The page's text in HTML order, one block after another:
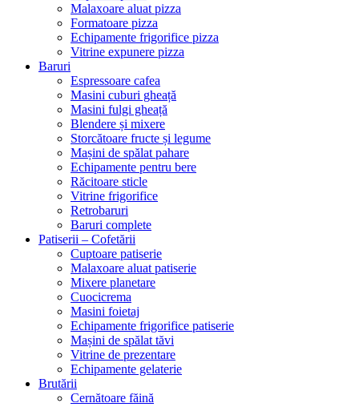
Malaxoare aluat pizza
Formatoare pizza
Echipamente frigorifice pizza
Vitrine expunere pizza
Baruri
Espressoare cafea
Masini cuburi gheață
Masini fulgi gheață
Blendere și mixere
Storcătoare fructe și legume
Mașini de spălat pahare
Echipamente pentru bere
Răcitoare sticle
Vitrine frigorifice
Retrobaruri
Baruri complete
Patiserii – Cofetării
Cuptoare patiserie
Malaxoare aluat patiserie
Mixere planetare
Cuocicrema
Masini foietaj
Echipamente frigorifice patiserie
Mașini de spălat tăvi
Vitrine de prezentare
Echipamente gelaterie
Brutării
Cernătoare făină